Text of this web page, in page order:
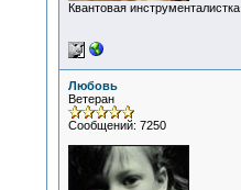
Квантовая инструменталистка
Любовь
Ветеран
Сообщений: 7250